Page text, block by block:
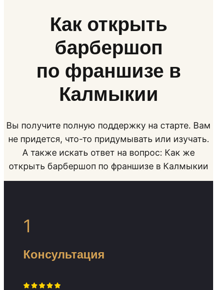
Как открыть
барбершоп
по франшизе в
Калмыкии
Вы получите полную поддержку на старте. Вам
не придется, что-то придумывать или изучать.
А также искать ответ на вопрос: Как же
открыть барбершоп по франшизе в Калмыкии
1
Консультация